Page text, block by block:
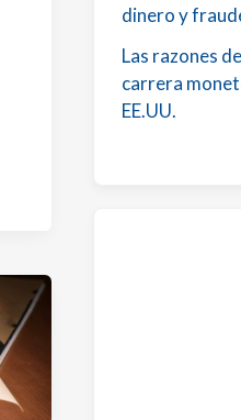
dinero y
Las razones
carrera
EE.UU.